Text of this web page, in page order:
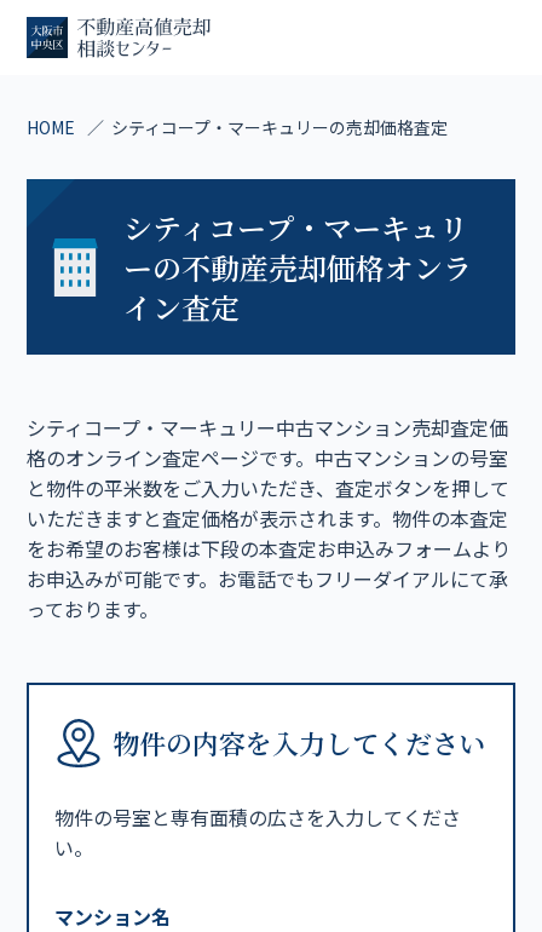
HOME シティコープ・マーキュリーの売却価格査定
シティコープ・マーキュリ
ーの不動産売却価格オンラ
イン査定
シティコープ・マーキュリー中古マンション売却査定価
格のオンライン査定ページです。中古マンションの号室
と物件の平米数をご入力いただき、査定ボタンを押して
いただきますと査定価格が表示されます。物件の本査定
をお希望のお客様は下段の本査定お申込みフォームより
お申込みが可能です。お電話でもフリーダイアルにて承
っております。
物件の内容を入力してください
物件の号室と専有面積の広さを入力してくださ
い。
マンション名